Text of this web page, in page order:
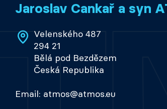
Jaroslav Cankař a syn
Velenského 487
294 21
Bělá pod Bezdězem
Česká Republika
Email: atmos@atmos.eu